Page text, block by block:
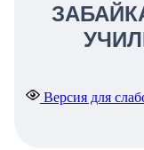
Версия для